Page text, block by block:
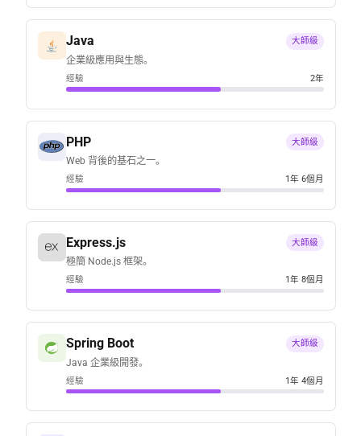
Java 大師級
企業級應用與生態。
經驗 2年
PHP 大師級
Web 背後的基石之一。
經驗 1年 6個月
Express.js 大師級
極簡 Node.js 框架。
經驗 1年 8個月
Spring Boot 大師級
Java 企業級開發。
經驗 1年 4個月